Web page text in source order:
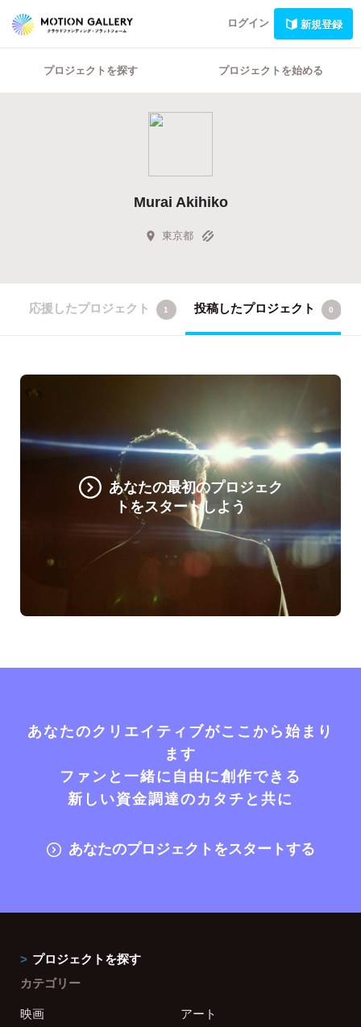
ログイン 新規登録
プロジェクトを探す プロジェクトを始める
Murai Akihiko
東京都
応援したプロジェクト 1 投稿したプロジェクト 0
あなたの最初のプロジェク
トをスタートしよう
あなたのクリエイティブがここから始まり
ます
ファンと一緒に自由に創作できる
新しい資金調達のカタチと共に
あなたのプロジェクトをスタートする
プロジェクトを探す
カテゴリー
映画
アート